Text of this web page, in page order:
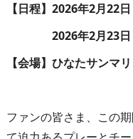
【日程】2026年2月22
2026年2月23日（
【会場】ひなたサンマ
ファンの皆さま、この